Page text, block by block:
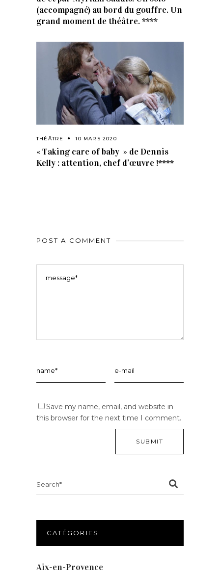
(accompagné) au bord du gouffre. Un
grand moment de théâtre. ****
THÉÂTRE 10 MARS 2020
« Taking care of baby » de Dennis
Kelly : attention, chef d’œuvre !****
POST A COMMENT
Save my name, email, and website in
this browser for the next time I comment.
CATÉGORIES
Aix-en-Provence